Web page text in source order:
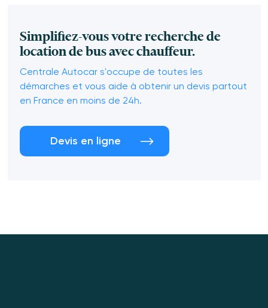
Simplifiez-vous votre recherche de
location de bus avec chauffeur.
Centrale Autocar s'occupe de toutes les
démarches et vous aide à obtenir un devis partout
en France en moins de 24h.
Devis en ligne